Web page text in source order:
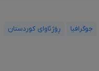
جوگرافیا ڕۆژئاوای کوردستان